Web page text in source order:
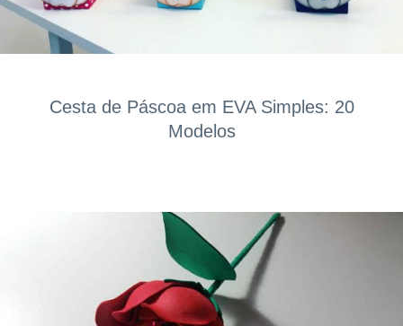
Cesta de Páscoa em EVA Simples: 20
Modelos